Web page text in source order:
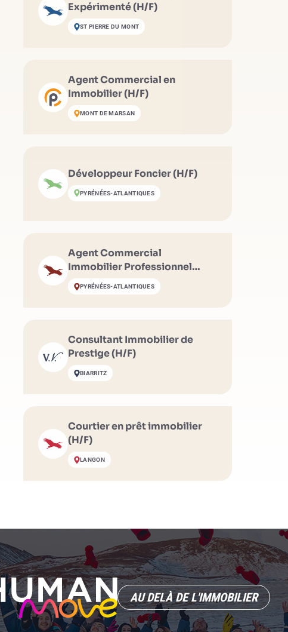
Expérimenté (H/F)
ST PIERRE DU MONT
Agent Commercial en
Immobilier (H/F)
MONT DE MARSAN
Développeur Foncier (H/F)
PYRÉNÉES-ATLANTIQUES
Agent Commercial
Immobilier Professionnel
(H/F)PYRÉNÉES-ATLANTIQUES
Consultant Immobilier de
Prestige (H/F)
BIARRITZ
Courtier en prêt immobilier
(H/F)
LANGON
AU DELÀ DE L'IMMOBILIER